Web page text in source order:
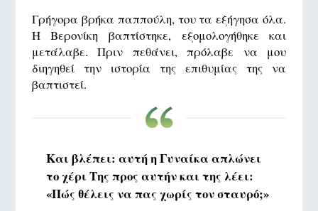
Γρήγορα βρήκα παππούλη, του τα εξήγησα όλα.
Η Βερονίκη βαπτίστηκε, εξομολογήθηκε και
μετάλαβε. Πριν πεθάνει, πρόλαβε να μου
διηγηθεί την ιστορία της επιθυμίας της να
βαπτιστεί.
Και βλέπει: αυτή η Γυναίκα απλώνει
το χέρι Της προς αυτήν και της λέει:
«Πώς θέλεις να πας χωρίς τον σταυρό;»